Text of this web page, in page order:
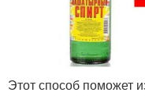
Этот способ поможет